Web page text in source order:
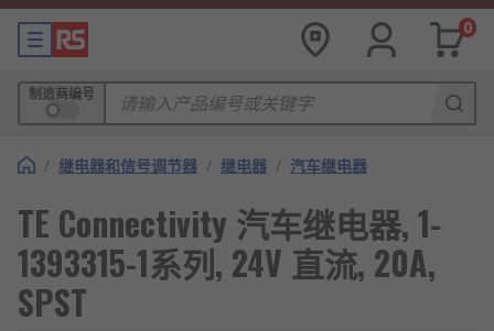
0
制造商编号
/ 继电器和信号调节器 / 继电器 / 汽车继电器
TE Connectivity 汽车继电器, 1-
1393315-1系列, 24V 直流, 20A,
SPST